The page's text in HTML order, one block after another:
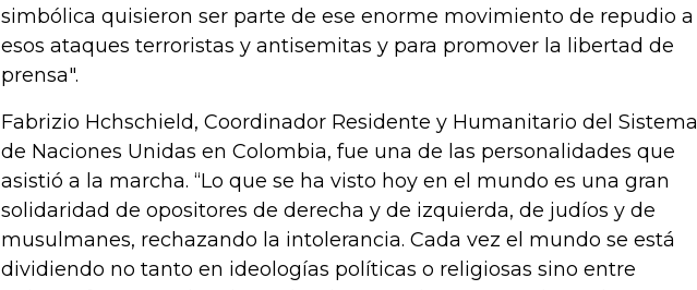
simbólica quisieron ser parte de ese enorme movimiento de repudio a
esos ataques terroristas y antisemitas y para promover la libertad de
prensa".
Fabrizio Hchschield, Coordinador Residente y Humanitario del Sistema
de Naciones Unidas en Colombia, fue una de las personalidades que
asistió a la marcha. “Lo que se ha visto hoy en el mundo es una gran
solidaridad de opositores de derecha y de izquierda, de judíos y de
musulmanes, rechazando la intolerancia. Cada vez el mundo se está
dividiendo no tanto en ideologías políticas o religiosas sino entre